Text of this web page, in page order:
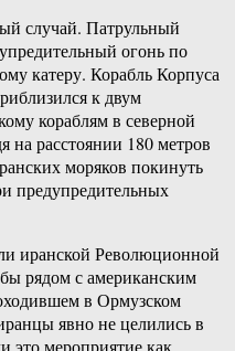
случай. Патрульный
огонь по
катеру. Корабль Корпуса
к двум
кораблям в северной
на расстоянии 180 метров
моряков покинуть
предупредительных
иранской Революционной
рядом с американским
в Ормузском
явно не целились в